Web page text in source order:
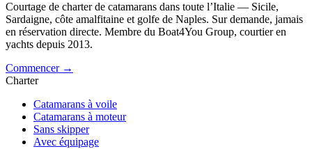
Courtage de charter de catamarans dans toute l’Italie — Sicile,
Sardaigne, côte amalfitaine et golfe de Naples. Sur demande, jamais
en réservation directe. Membre du Boat4You Group, courtier en
yachts depuis 2013.
Commencer →
Charter
Catamarans à voile
Catamarans à moteur
Sans skipper
Avec équipage